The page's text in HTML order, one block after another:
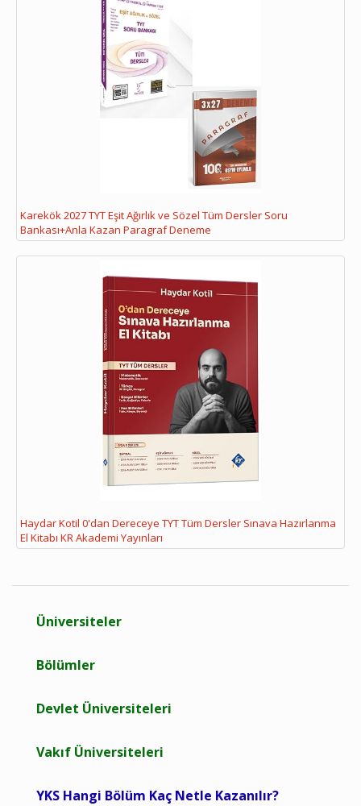
Karekök 2027 TYT Eşit Ağırlık ve Sözel Tüm Dersler Soru
Bankası+Anla Kazan Paragraf Deneme
Haydar Kotil 0'dan Dereceye TYT Tüm Dersler Sınava Hazırlanma
El Kitabı KR Akademi Yayınları
Üniversiteler
Bölümler
Devlet Üniversiteleri
Vakıf Üniversiteleri
YKS Hangi Bölüm Kaç Netle Kazanılır?